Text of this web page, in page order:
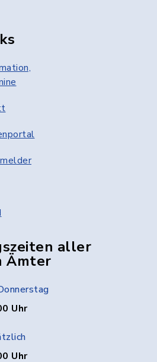
aller
Ämter
Uhr
Uhr